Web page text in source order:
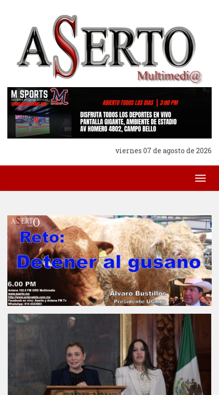
viernes 07 de agosto de 2026